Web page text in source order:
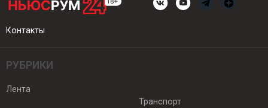
Контакты
РУБРИКИ
Лента
Транспорт